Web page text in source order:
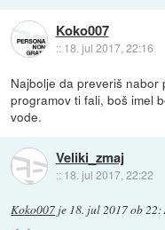
Koko007
:: 18. jul 2017, 22:16
Najbolje da preveriš
programov ti fali, boš imel
vode.
Veliki_zmaj
:: 18. jul 2017, 22:22
Koko007 je 18. jul 2017 ob